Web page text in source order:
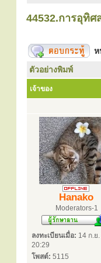
44532.การอุทิ
ห
ตัวอย่างพิมพ์
เจ้าของ
Hanako
Moderators-1
ลงทะเบียนเมื่อ: 14 ก.ย
20:29
โพสต์: 5115